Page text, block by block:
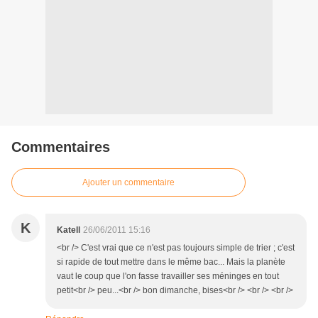
Commentaires
Ajouter un commentaire
K Katell
26/06/2011 15:16
<br /> C'est vrai que ce n'est pas toujours simple de trier ; c'est
si rapide de tout mettre dans le même bac... Mais la planète
vaut le coup que l'on fasse travailler ses méninges en tout
petit<br /> peu...<br /> bon dimanche, bises<br /> <br /> <br />